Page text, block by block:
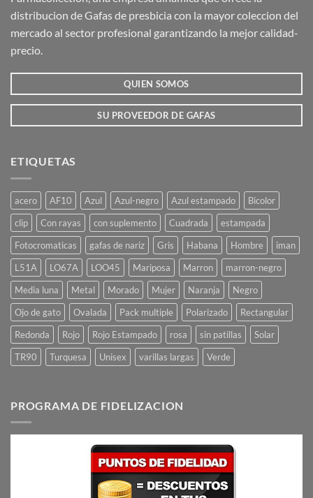
distribucion de Gafas de presbicia con la mayor coleccion del
mercado al sector profesional garantizando la mejor calidad-
precio.
QUIEN SOMOS
SU PROVEEDOR DE GAFAS
ETIQUETAS
acero AF10 Azul Azul-negro Azul estampado
Bicolor
clip
Con rayas con suplemento Cuadrada
estampada
Fotocromaticas
gafas de nariz Gris Habana Hombre
iman
L51A
LO67A LOO45 Mariposa Marron
marron-negro
Media luna
Metal Morado Mujer Naranja
Negro
Ojo de gato
Ovalada Pack multiple Polarizado
Rectangular
Redonda
Rojo Rojo Estampado rosa sin patillas
Solar
TR90
Turquesa Unisex varillas largas Verde
PROGRAMA DE FIDELIZACION